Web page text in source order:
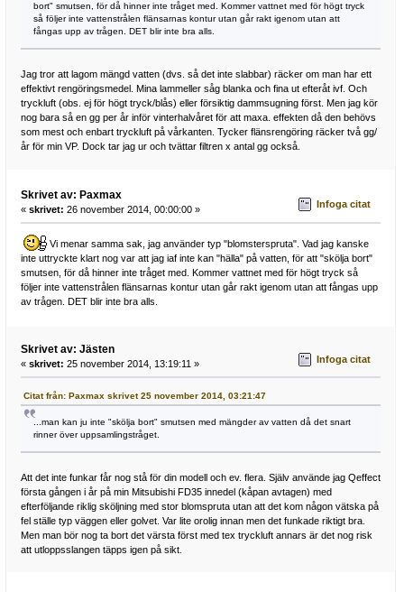
bort" smutsen, för då hinner inte tråget med. Kommer vattnet med för högt tryck
så följer inte vattenstrålen flänsarnas kontur utan går rakt igenom utan att
fångas upp av trågen. DET blir inte bra alls.
Jag tror att lagom mängd vatten (dvs. så det inte slabbar) räcker om man har ett
effektivt rengöringsmedel. Mina lammeller såg blanka och fina ut efteråt ivf. Och
tryckluft (obs. ej för högt tryck/blås) eller försiktig dammsugning först. Men jag kör
nog bara så en gg per år inför vinterhalvåret för att maxa. effekten då den behövs
som mest och enbart tryckluft på vårkanten. Tycker flänsrengöring räcker två gg/
år för min VP. Dock tar jag ur och tvättar filtren x antal gg också.
Skrivet av: Paxmax
« skrivet: 26 november 2014, 00:00:00 » Infoga citat
Vi menar samma sak, jag använder typ "blomsterspruta". Vad jag kanske
inte uttryckte klart nog var att jag iaf inte kan "hälla" på vatten, för att "skölja bort"
smutsen, för då hinner inte tråget med. Kommer vattnet med för högt tryck så
följer inte vattenstrålen flänsarnas kontur utan går rakt igenom utan att fångas upp
av trågen. DET blir inte bra alls.
Skrivet av: Jästen
« skrivet: 25 november 2014, 13:19:11 » Infoga citat
Citat från: Paxmax skrivet 25 november 2014, 03:21:47
...man kan ju inte "skölja bort" smutsen med mängder av vatten då det snart
rinner över uppsamlingstråget.
Att det inte funkar får nog stå för din modell och ev. flera. Själv använde jag Qeffect
första gången i år på min Mitsubishi FD35 innedel (kåpan avtagen) med
efterföljande riklig sköljning med stor blomspruta utan att det kom någon vätska på
fel ställe typ väggen eller golvet. Var lite orolig innan men det funkade riktigt bra.
Men man bör nog ta bort det värsta först med tex tryckluft annars är det nog risk
att utloppsslangen täpps igen på sikt.